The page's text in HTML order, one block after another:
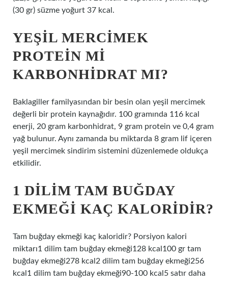
(30 gr) süzme yoğurt 37 kcal.
YEŞIL MERCIMEK
PROTEIN MI
KARBONHIDRAT MI?
Baklagiller familyasından bir besin olan yeşil mercimek
değerli bir protein kaynağıdır. 100 gramında 116 kcal
enerji, 20 gram karbonhidrat, 9 gram protein ve 0,4 gram
yağ bulunur. Aynı zamanda bu miktarda 8 gram lif içeren
yeşil mercimek sindirim sistemini düzenlemede oldukça
etkilidir.
1 DILIM TAM BUĞDAY
EKMEĞI KAÇ KALORIDIR?
Tam buğday ekmeği kaç kaloridir? Porsiyon kalori
miktarı1 dilim tam buğday ekmeği128 kcal100 gr tam
buğday ekmeği278 kcal2 dilim tam buğday ekmeği256
kcal1 dilim tam buğday ekmeği90-100 kcal5 satır daha